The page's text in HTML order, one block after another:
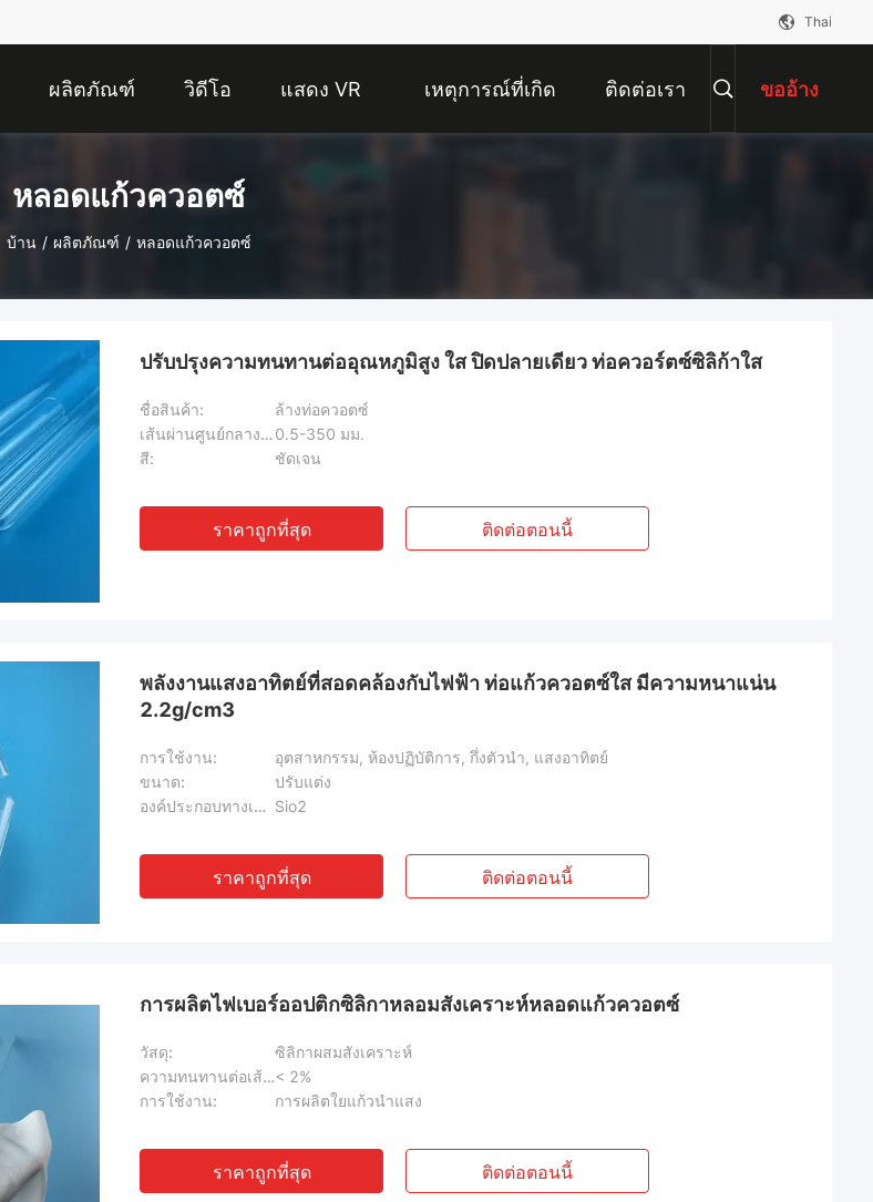
Thai
ผลิตภัณฑ์ วิดีโอ แสดง VR เหตุการณ์ที่เกิด ติดต่อเรา ขออ้าง
หลอดแก้วควอตซ์
บ้าน / ผลิตภัณฑ์ / หลอดแก้วควอตซ์
ปรับปรุงความทนทานต่ออุณหภูมิสูง ใส ปิดปลายเดียว ท่อควอร์ตซ์ซิลิก้าใส
ชื่อสินค้า:
ล้างท่อควอตซ์
เส้นผ่านศูนย์กลางภายนอก: 0.5-350 มม.
สี:
ชัดเจน
ราคาถูกที่สุด ติดต่อตอนนี้
พลังงานแสงอาทิตย์ที่สอดคล้องกับไฟฟ้า ท่อแก้วควอตซ์ใส มีความหนาแน่น
2.2g/cm3
การใช้งาน:
อุตสาหกรรม, ห้องปฏิบัติการ, กึ่งตัวนำ, แสงอาทิตย์
ขนาด:
ปรับแต่ง
องค์ประกอบทางเคมี: Sio2
ราคาถูกที่สุด ติดต่อตอนนี้
การผลิตไฟเบอร์ออปติกซิลิกาหลอมสังเคราะห์หลอดแก้วควอตซ์
วัสดุ:
ซิลิกาผสมสังเคราะห์
ความทนทานต่อเส้นผ่านศูนย์กลาง:< 2%
การใช้งาน:
การผลิตใยแก้วนำแสง
ราคาถูกที่สุด ติดต่อตอนนี้